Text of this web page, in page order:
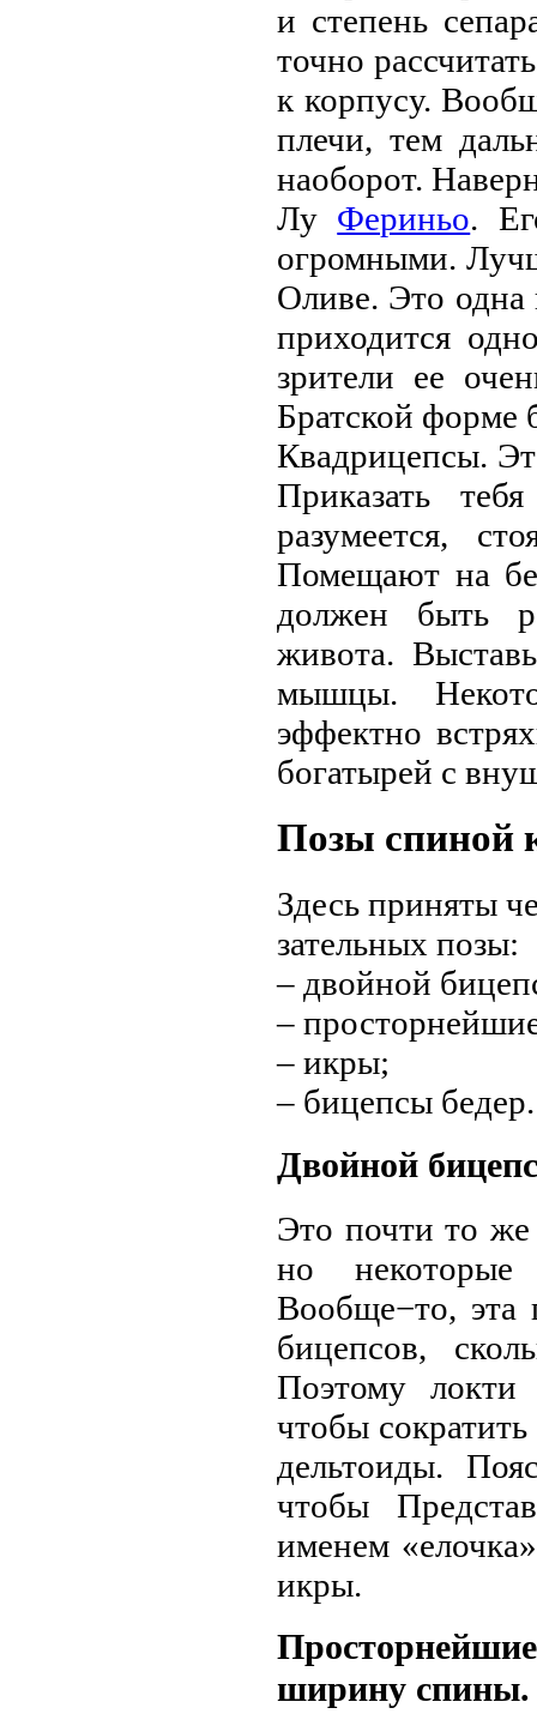
и степень
точно
к корпусу.
плечи, тем
наоборот.
Лу Фериньо.
огромными.
Оливе. Это одна
приходится
зрители ее
Братской форме
Квадрицепсы.
Приказать
разумеется,
Помещают на
должен быть
живота.
мышцы.
эффектно
богатырей с
Позы спиной
Здесь приняты
зательных позы:
– двойной
–
– икры;
– бицепсы бедер.
Двойной
Это почти то же
но
Вообще−то, эта
бицепсов,
Поэтому локти
чтобы
дельтоиды.
чтобы
именем
икры.
Просторнейшие
ширину спины.